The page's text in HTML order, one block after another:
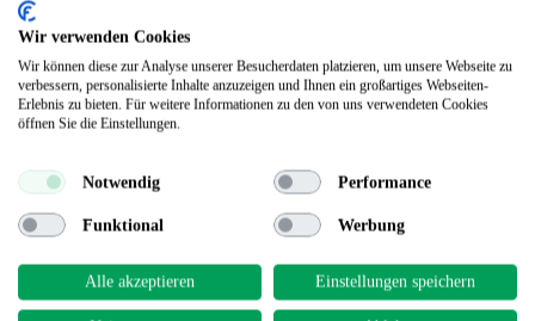
Terrassendielen
Wir verwenden Cookies
Wir können diese zur Analyse unserer Besucherdaten platzieren, um unsere Webseite zu
verbessern, personalisierte Inhalte anzuzeigen und Ihnen ein großartiges Webseiten-
Erlebnis zu bieten. Für weitere Informationen zu den von uns verwendeten Cookies
öffnen Sie die Einstellungen.
Notwendig Performance
Funktional Werbung
Alle akzeptieren Einstellungen speichern